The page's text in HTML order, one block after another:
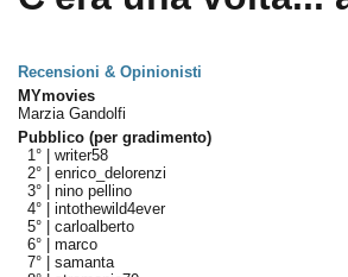
Recensioni & Opinionisti
MYmovies
Marzia Gandolfi
Pubblico (per gradimento)
1° | writer58
2° | enrico_delorenzi
3° | nino pellino
4° | intothewild4ever
5° | carloalberto
6° | marco
7° | samanta